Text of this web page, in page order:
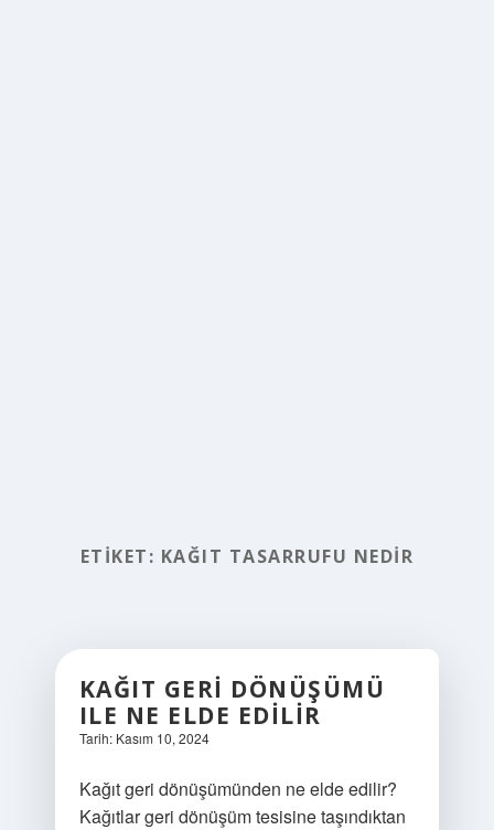
ETIKET: KAĞIT TASARRUFU NEDIR
KAĞIT GERI DÖNÜŞÜMÜ
ILE NE ELDE EDILIR
Tarih: Kasım 10, 2024
Kağıt geri dönüşümünden ne elde edilir?
Kağıtlar geri dönüşüm tesisine taşındıktan